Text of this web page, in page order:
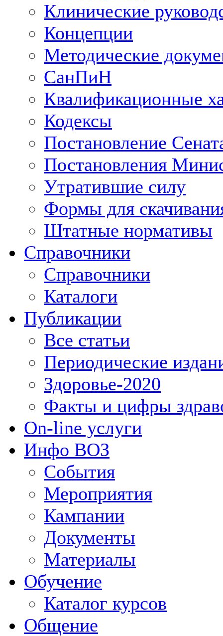
Клинические
Концепции
Методические
СанПиН
Квалификационные
Кодексы
Постановление
Постановления
Утратившие силу
Формы для
Штатные нормативы
Справочники
Справочники
Каталоги
Публикации
Все статьи
Периодические
Здоровье-2020
Факты и цифры
On-line услуги
Инфо ВОЗ
События
Мероприятия
Кампании
Документы
Материалы
Обучение
Каталог курсов
Общение